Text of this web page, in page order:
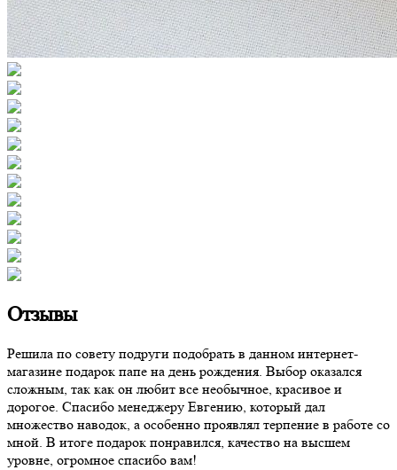
Отзывы
Решила по совету подруги подобрать в данном интернет-
магазине подарок папе на день рождения. Выбор оказался
сложным, так как он любит все необычное, красивое и
дорогое. Спасибо менеджеру Евгению, который дал
множество наводок, а особенно проявлял терпение в работе со
мной. В итоге подарок понравился, качество на высшем
уровне, огромное спасибо вам!